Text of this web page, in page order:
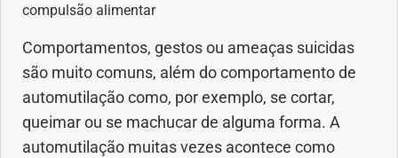
compulsão alimentar
Comportamentos, gestos ou ameaças suicidas
são muito comuns, além do comportamento de
automutilação como, por exemplo, se cortar,
queimar ou se machucar de alguma forma. A
automutilação muitas vezes acontece como